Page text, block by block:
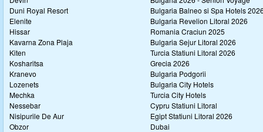
Duni Royal Resort
Elenite
Hissar
Kavarna Zona Plaja
Kiten
Kosharitsa
Kranevo
Lozenets
Mechka
Nessebar
Nisipurile De Aur
Obzor
Bulgaria Balneo si Spa Hotels
Bulgaria Revelion Litoral 2026
Romania Craciun 2025
Bulgaria Sejur Litoral 2026
Turcia Statiuni Litoral 2026
Grecia 2026
Bulgaria Podgorii
Bulgaria City Hotels
Turcia City Hotels
Cypru Statiuni Litoral
Egipt Statiuni Litoral 2026
Dubai